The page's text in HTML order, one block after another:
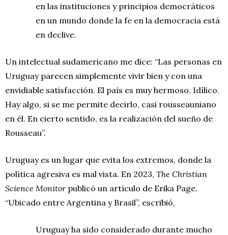
en las instituciones y principios democráticos
en un mundo donde la fe en la democracia está
en declive.
Un intelectual sudamericano me dice: “Las personas en
Uruguay parecen simplemente vivir bien y con una
envidiable satisfacción. El país es muy hermoso. Idílico.
Hay algo, si se me permite decirlo, casi rousseauniano
en él. En cierto sentido, es la realización del sueño de
Rousseau”.
Uruguay es un lugar que evita los extremos, donde la
política agresiva es mal vista. En 2023, The Christian
Science Monitorpublicó un artículo de Erika Page.
“Ubicado entre Argentina y Brasil”, escribió,
Uruguay ha sido considerado durante mucho